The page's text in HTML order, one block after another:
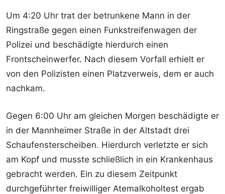
Um 4:20 Uhr trat der betrunkene Mann in der
Ringstraße gegen einen Funkstreifenwagen der
Polizei und beschädigte hierdurch einen
Frontscheinwerfer. Nach diesem Vorfall erhielt er
von den Polizisten einen Platzverweis, dem er auch
nachkam.
Gegen 6:00 Uhr am gleichen Morgen beschädigte er
in der Mannheimer Straße in der Altstadt drei
Schaufensterscheiben. Hierdurch verletzte er sich
am Kopf und musste schließlich in ein Krankenhaus
gebracht werden. Ein zu diesem Zeitpunkt
durchgeführter freiwilliger Atemalkoholtest ergab